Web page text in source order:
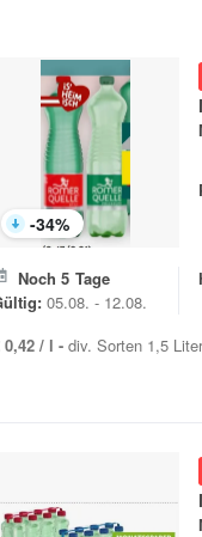
-34%
Noch 5 Tage
05.08. - 12.08.
0,42 / l - div. Sorten 1,5